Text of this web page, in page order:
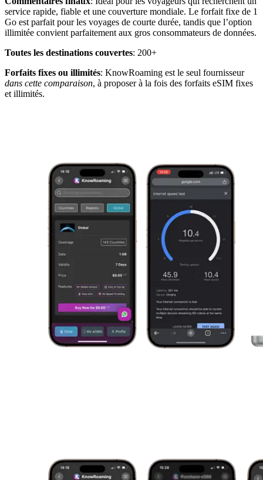
service rapide, fiable et une couverture mondiale. Le forfait fixe de 1
Go est parfait pour les voyages de courte durée, tandis que l’option
illimitée convient parfaitement aux gros consommateurs de données.
Toutes les destinations couvertes: 200+
Forfaits fixes ou illimités: KnowRoaming est le seul fournisseur
dans cette comparaison, à proposer à la fois des forfaits eSIM fixes
et illimités.